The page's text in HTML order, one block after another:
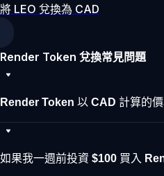
將 LEO 兌換為 CAD
Render Token 兌換常見問題
Render Token 以 CAD 計算的價
如果我一週前投資 $100 買入